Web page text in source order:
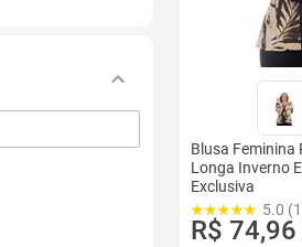
Blusa Feminina
Longa Inverno
Exclusiva
5.0
R$ 74,96